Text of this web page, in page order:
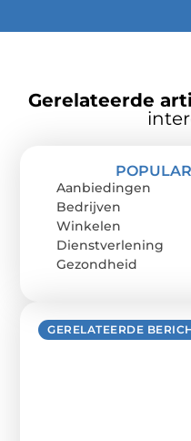
Gerelateerde
GERELATEERDE
Aanbiedingen
Bedrijven
Winkelen
Dienstverlening
Gezondheid